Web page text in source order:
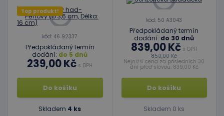
Top produkt!
kód: 46 92337
Předpokládaný termín
dodání: do 5 dnů
239,00 Kč s DPH
Do košíku
Skladem 4 ks
kód: 50 A3043
Předpokládaný termín
dodání: do 30 dnů
839,00 Kč s DPH
850,00 Kč
Nejnižší cena za posledních 30
dní před slevou: 839,00 Kč
Do košíku
Skladem 0 ks